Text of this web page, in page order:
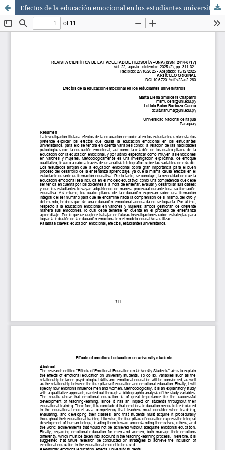
Efectos de la educación emocional en los estudiantes universitarios